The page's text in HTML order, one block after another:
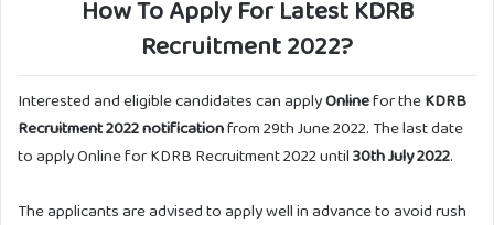
How To Apply For Latest KDRB
Recruitment 2022?
Interested and eligible candidates can applyOnlinefor theKDRB
Recruitment 2022 notificationfrom 29th June 2022. The last date
to apply Online for KDRB Recruitment 2022 until30th July 2022.
The applicants are advised to apply well in advance to avoid rush